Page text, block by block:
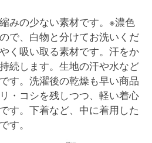
みの少ない素材です。※濃色
で、白物と分けてお洗いくだ
く吸い取る素材です。汗をか
続します。生地の汗や水など
す。洗濯後の乾燥も早い商品
・コシを残しつつ、軽い着心
す。下着など、中に着用した
す。